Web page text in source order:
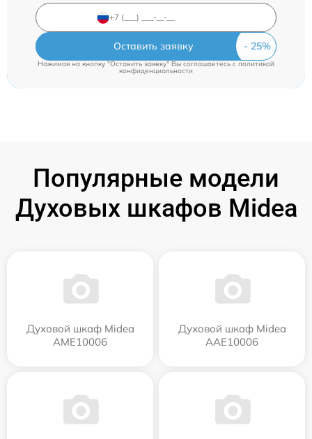
Оставить заявку
Нажимая на кнопку "Оставить заявку" Вы соглашаетесь cполитикой
конфиденциальности
Популярные модели
Духовых шкафов Midea
Духовой шкаф Midea
AME10006
Духовой шкаф Midea
AAE10006